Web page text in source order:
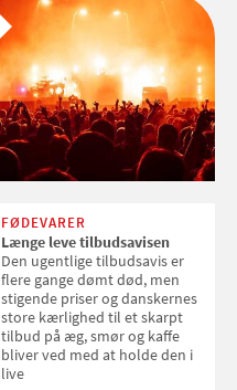
FØDEVARER
Længe leve tilbudsavisen
Den ugentlige tilbudsavis er
flere gange dømt død, men
stigende priser og danskernes
store kærlighed til et skarpt
tilbud på æg, smør og kaffe
bliver ved med at holde den i
live